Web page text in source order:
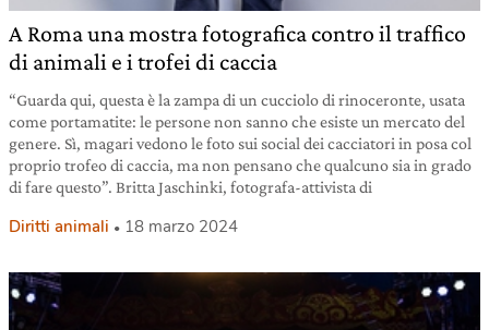
A Roma una mostra fotografica contro il traffico
di animali e i trofei di caccia
“Guarda qui, questa è la zampa di un cucciolo di rinoceronte, usata
come portamatite: le persone non sanno che esiste un mercato del
genere. Sì, magari vedono le foto sui social dei cacciatori in posa col
proprio trofeo di caccia, ma non pensano che qualcuno sia in grado
di fare questo”. Britta Jaschinki, fotografa-attivista di
Diritti animali 18 marzo 2024